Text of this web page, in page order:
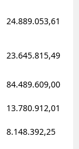
24.889.053,61
23.645.815,49
84.489.609,00
13.780.912,01
8.148.392,25